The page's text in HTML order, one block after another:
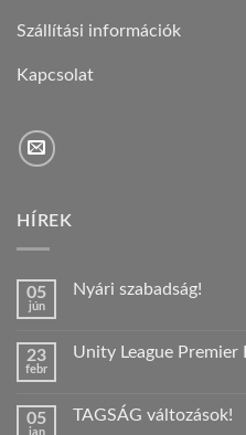
Szállítási információk
Kapcsolat
HÍREK
05
jún
Nyári szabadság!
Nyári
23
febr
Unity League Premier
Unity
05
jan
TAGSÁG változások!